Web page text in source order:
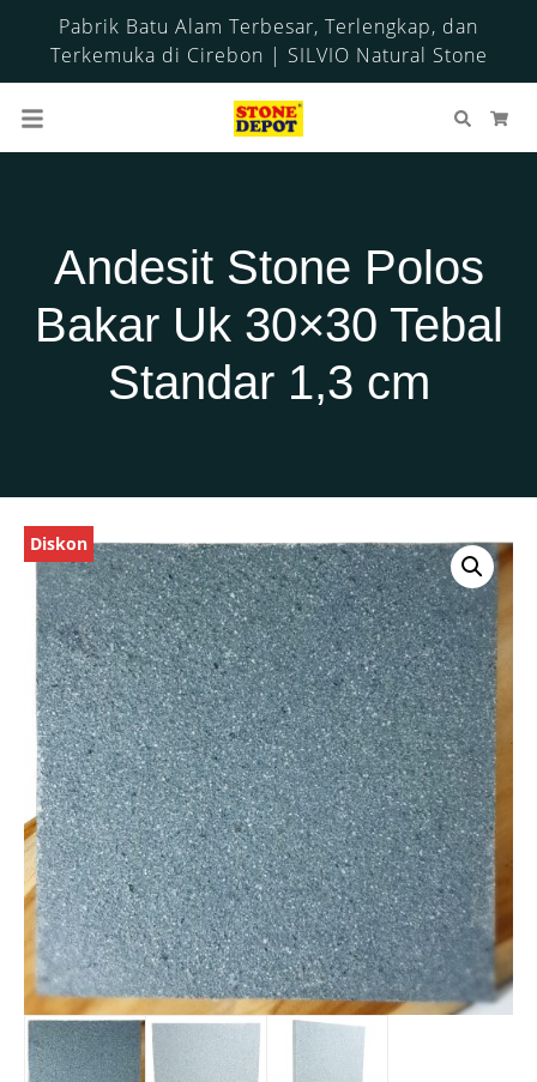
Pabrik Batu Alam Terbesar, Terlengkap, dan
Terkemuka di Cirebon | SILVIO Natural Stone
Cari
Andesit Stone Polos
Bakar Uk 30×30 Tebal
Standar 1,3 cm
Diskon